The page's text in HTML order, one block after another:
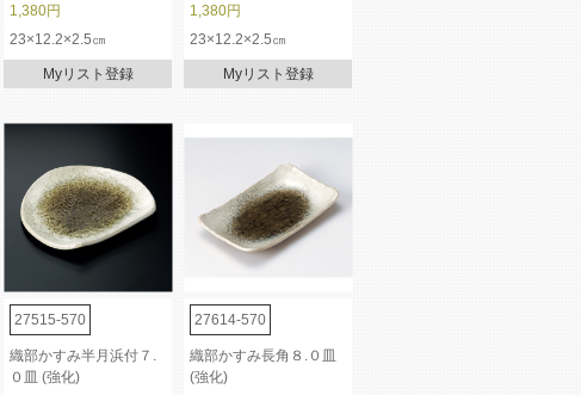
1,380円
1,380円
23×12.2×2.5㎝ 23×12.2×2.5㎝
Myリスト登録 Myリスト登録
27515-570 27614-570
織部かすみ半月浜付７.
０皿 (強化)
織部かすみ長角８.０皿
(強化)